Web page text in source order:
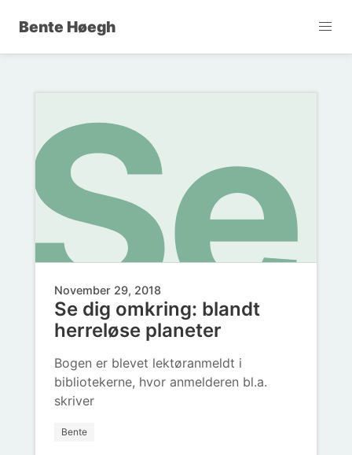
Bente Høegh
Se
November 29, 2018
Se dig omkring: blandt
herreløse planeter
Bogen er blevet lektøranmeldt i
bibliotekerne, hvor anmelderen bl.a.
skriver
Bente